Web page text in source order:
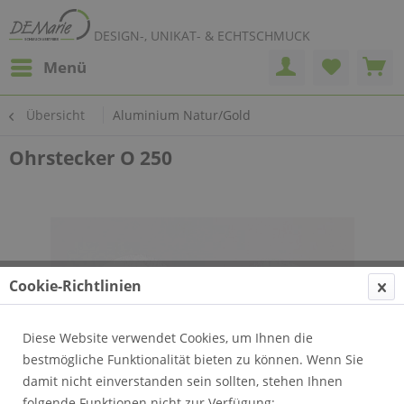
DESIGN-, UNIKAT- & ECHTSCHMUCK
Menü
Übersicht Aluminium Natur/Gold
Ohrstecker O 250
Cookie-Richtlinien
Diese Website verwendet Cookies, um Ihnen die
bestmögliche Funktionalität bieten zu können. Wenn Sie
damit nicht einverstanden sein sollten, stehen Ihnen